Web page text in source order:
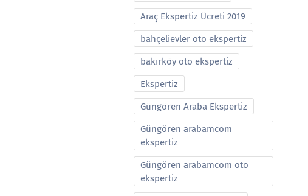
Araç Ekspertiz Ücreti 2019
bahçelievler oto ekspertiz
bakırköy oto ekspertiz
Ekspertiz
Güngören Araba Ekspertiz
Güngören arabamcom
ekspertiz
Güngören arabamcom oto
ekspertiz